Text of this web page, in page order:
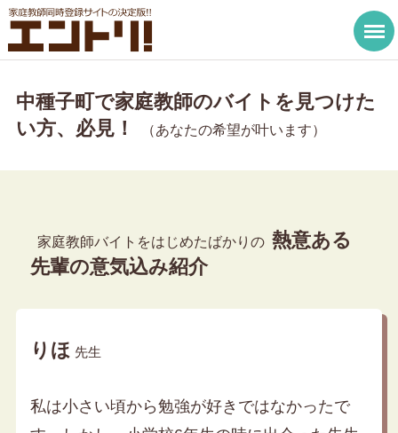
中種子町で家庭教師のバイトを見つけた
い方、必見！
（あなたの希望が叶います）
家庭教師バイトをはじめたばかりの 熱意ある
先輩の意気込み紹介
りほ 先生
私は小さい頃から勉強が好きではなかったで